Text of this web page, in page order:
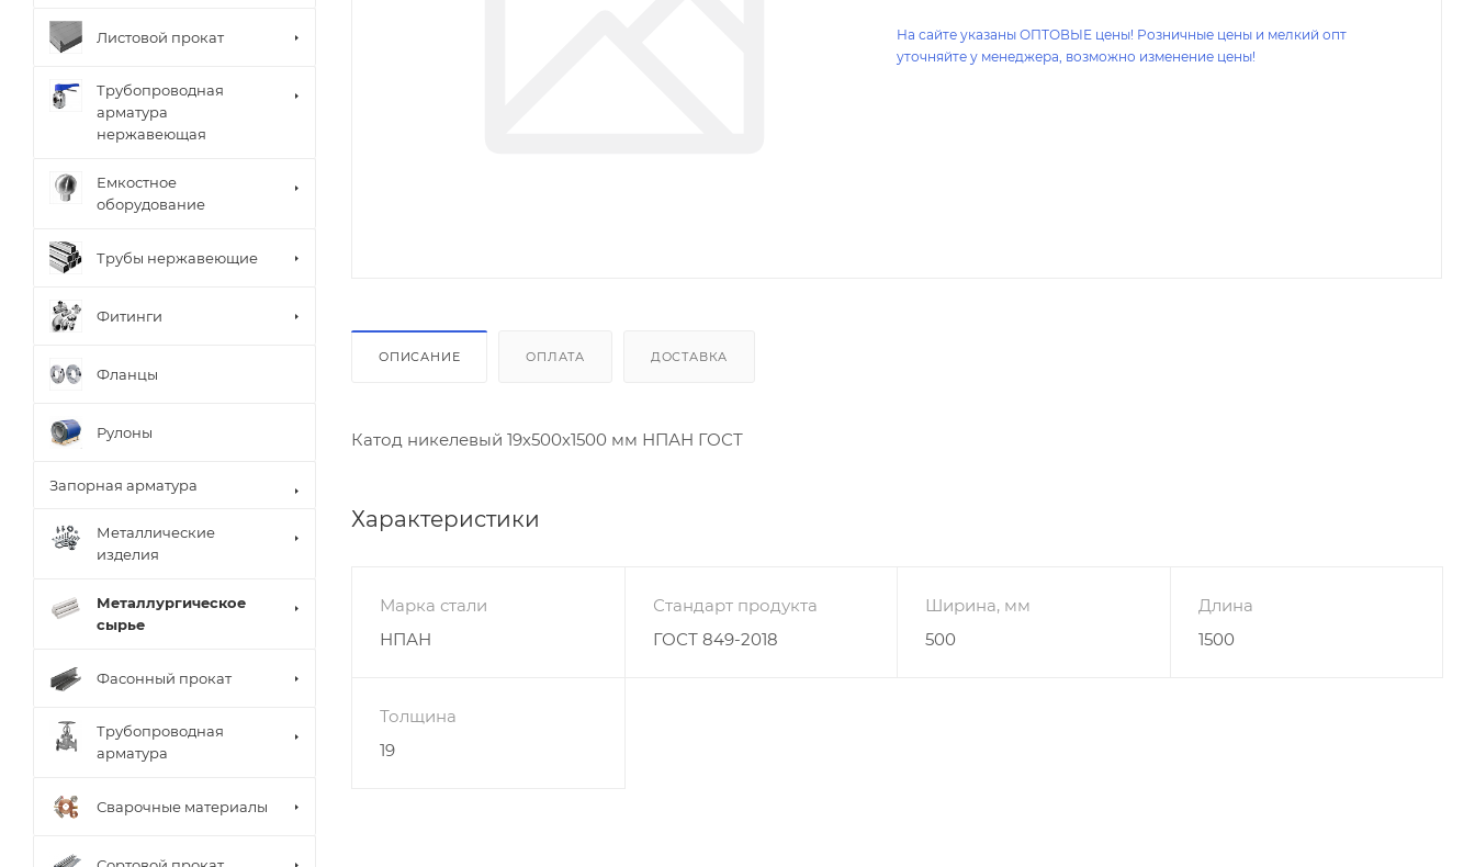
На сайте указаны ОПТОВЫЕ цены! Розничные цены и мелкий опт
уточняйте у менеджера, возможно изменение цены!
ОПИСАНИЕ ОПЛАТА ДОСТАВКА
Катод никелевый 19х500х1500 мм НПАН ГОСТ
Характеристики
Марка стали
НПАН
Стандарт продукта
ГОСТ 849-2018
Ширина, мм
500
Длина
1500
Толщина
19
Листовой прокат
Трубопроводная
арматура
нержавеющая
Емкостное
оборудование
Трубы нержавеющие
Фитинги
Фланцы
Рулоны
Запорная арматура
Металлические
изделия
Металлургическое
сырье
Фасонный прокат
Трубопроводная
арматура
Сварочные материалы